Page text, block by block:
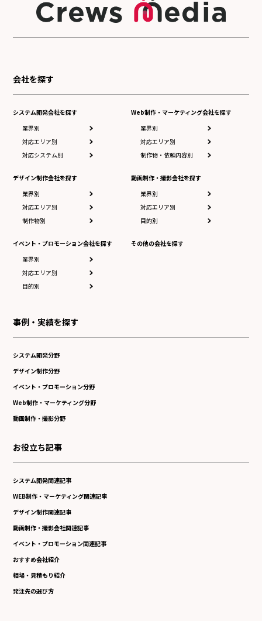
会社を探す
システム開発会社を探す
業界別
対応エリア別
対応システム別
デザイン制作会社を探す
業界別
対応エリア別
制作物別
イベント・プロモーション会社を探す
業界別
対応エリア別
目的別
Web制作・マーケティング会社を探す
業界別
対応エリア別
制作物・依頼内容別
動画制作・撮影会社を探す
業界別
対応エリア別
目的別
その他の会社を探す
事例・実績を探す
システム開発分野
デザイン制作分野
イベント・プロモーション分野
Web制作・マーケティング分野
動画制作・撮影分野
お役立ち記事
システム開発関連記事
WEB制作・マーケティング関連記事
デザイン制作関連記事
動画制作・撮影会社関連記事
イベント・プロモーション関連記事
おすすめ会社紹介
相場・見積もり紹介
発注先の選び方